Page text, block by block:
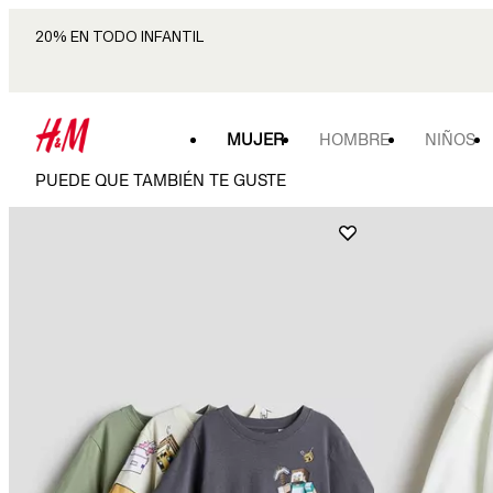
20% EN TODO INFANTIL
MUJER HOMBRE NIÑOS
PUEDE QUE TAMBIÉN TE GUSTE